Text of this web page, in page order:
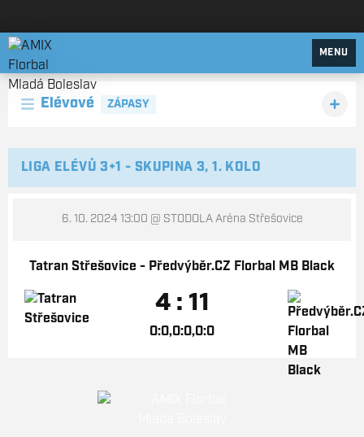
AMIX Florbal Mladá Boleslav
MENU
Elévové ZÁPASY
LIGA ELÉVŮ 3+1 - SKUPINA 3, 1. KOLO
6. 10. 2024 13:00 @ STODOLA Aréna Střešovice
Tatran Střešovice - Předvýběr.CZ Florbal MB Black
4 : 11
0:0,0:0,0:0